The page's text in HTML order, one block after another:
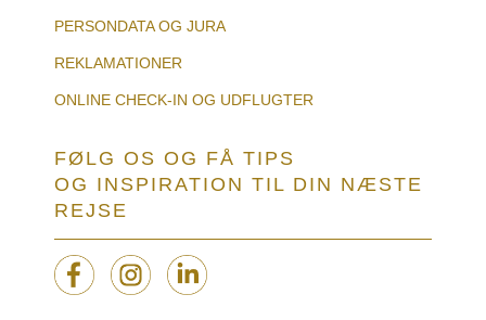
PERSONDATA OG JURA
REKLAMATIONER
ONLINE CHECK-IN OG UDFLUGTER
FØLG OS OG FÅ TIPS
OG INSPIRATION TIL DIN NÆSTE
REJSE